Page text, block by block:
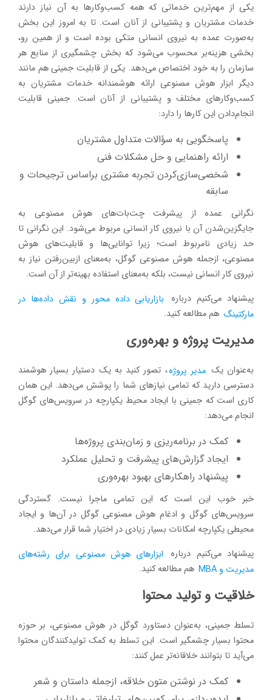
یکی از مهم‌ترین خدماتی که همه کسب‌وکارها به آن نیاز دارند
خدمات مشتریان و پشتیبانی از آنان است. تا به امروز این بخش
به‌صورت عمده به نیروی انسانی متکی بوده است و از همین رو،
بخشی هزینه‌بر محسوب می‌شود که بخش چشمگیری از منابع هر
سازمان را به خود اختصاص می‌دهد. یکی از قابلیت جمینی هم مانند
دیگر ابزار هوش مصنوعی ارائه هوشمندانه خدمات مشتریان به
کسب‌وکارهای مختلف و پشتیبانی از آنان است. جمینی قابلیت
انجام‌دادن این کارها را دارد:
پاسخگویی به سؤالات متداول مشتریان
ارائه راهنمایی و حل مشکلات فنی
شخصی‌سازی‌کردن تجربه مشتری براساس ترجیحات و
سابقه
نگرانی عمده از پیشرفت چت‌بات‌های هوش مصنوعی به
جایگزین‌شدن آن با نیروی کار انسانی مربوط می‌شود. این نگرانی تا
حد زیادی نامربوط است؛ زیرا توانایی‌ها و قابلیت‌های هوش
مصنوعی، ازجمله هوش مصنوعی گوگل، به‌معنای ازبین‌رفتن نیاز به
نیروی کار انسانی نیست،‌ بلکه به‌معنای استفاده بهینه‌تر از آن است.
پیشنهاد می‌کنیم درباره بازاریابی داده محور و نقش داده‌ها در
مارکتینگ هم مطالعه کنید.
مدیریت پروژه و بهره‌وری
به‌عنوان یک مدیر پروژه، تصور کنید به یک دستیار بسیار هوشمند
دسترسی دارید که تمامی نیازهای شما را پوشش می‌دهد. این همان
کاری است که جمینی با ایجاد محیط یکپارچه در سرویس‌های گوگل
انجام می‌دهد:
کمک در برنامه‌ریزی و زمان‌بندی پروژه‌ها
ایجاد گزارش‌های پیشرفت و تحلیل عملکرد
پیشنهاد راهکارهای بهبود بهره‌وری
خبر خوب این است که این تمامی ماجرا نیست. گستردگی
سرویس‌های گوگل و ادغام هوش مصنوعی گوگل در آن‌ها و ایجاد
محیطی یکپارچه امکانات بسیار زیادی در اختیار شما قرار می‌دهد.
پیشنهاد می‌کنیم درباره ابزارهای هوش مصنوعی برای رشته‌های
مدیریت و MBA
هم مطالعه کنید.
خلاقیت و تولید محتوا
تسلط جمینی، به‌عنوان دستاورد گوگل در هوش مصنوعی، بر حوزه
محتوا بسیار چشمگیر است. این تسلط به کمک تولیدکنندگان محتوا
می‌آید تا بتوانند خلاقانه‌تر عمل کنند:
کمک در نوشتن متون خلاقه، ازجمله داستان و شعر